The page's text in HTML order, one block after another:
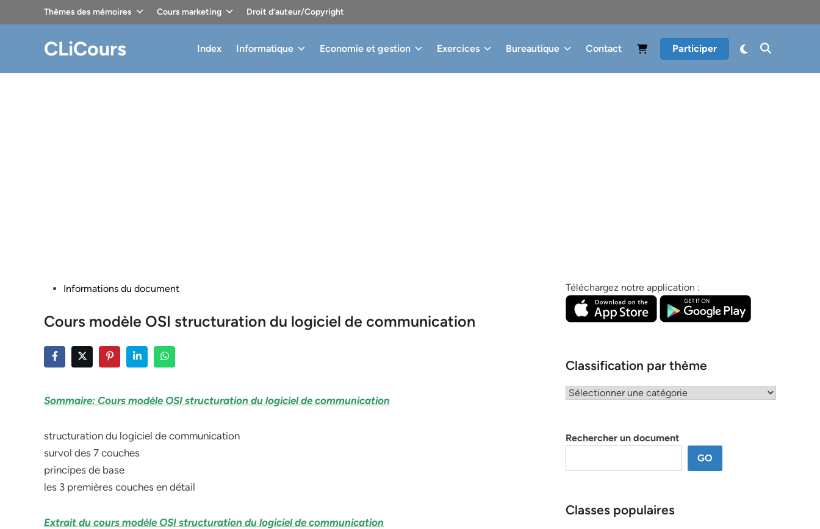
Thèmes des mémoires Cours marketing Droit d’auteur/Copyright
CLiCours Index Informatique Economie et gestion Exercices Bureautique Contact Participer
PostedInformations du document
Cours modèle OSI structuration du logiciel de communication
Sommaire: Cours modèle OSI structuration du logiciel de communication
structuration du logiciel de communication
survol des 7 couches
principes de base
les 3 premières couches en détail
Extrait du cours modèle OSI structuration du logiciel de communication
Téléchargez notre application :
Classification par thème
Classification
Rechercher un document
GO
Classes populaires